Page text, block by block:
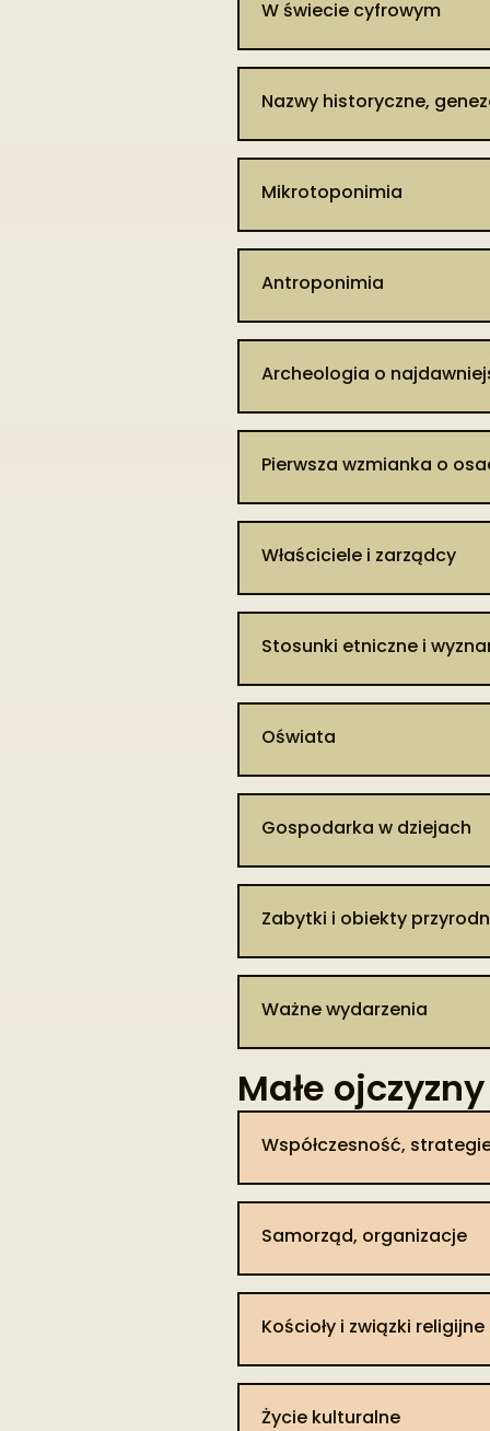
W świecie cyfrowym
Patrz hasło:
Nazwy historyczne,
Mikrotoponimia
Antroponimia
Archeologia o
Pierwsza wzmianka o
Właściciele i zarządcy
Stosunki etniczne i
Oświata
Gospodarka w dziejach
Zabytki i obiekty
Ważne wydarzenia
Małe
Współczesność,
Punkt 1
Punkt 2
Samorząd, organizacje​
Kościoły i związki religijne​
Życie kulturalne